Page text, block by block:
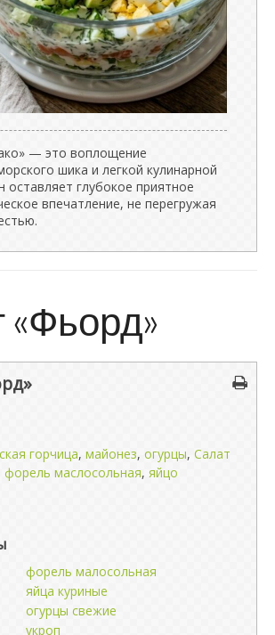
— это воплощение
шика и легкой кулинарной
оставляет глубокое приятное
впечатление, не перегружая
горчица, майонез, огурцы, Салат
форель маслосольная, яйцо
форель малосольная
яйца куриные
огурцы свежие
укроп